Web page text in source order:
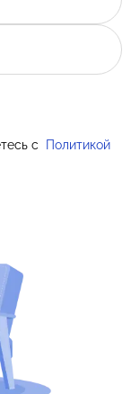
с
Политикой